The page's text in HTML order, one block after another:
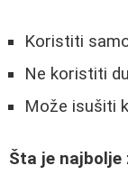
Koristiti
Ne koristiti
Može isušiti
Šta je najbolje